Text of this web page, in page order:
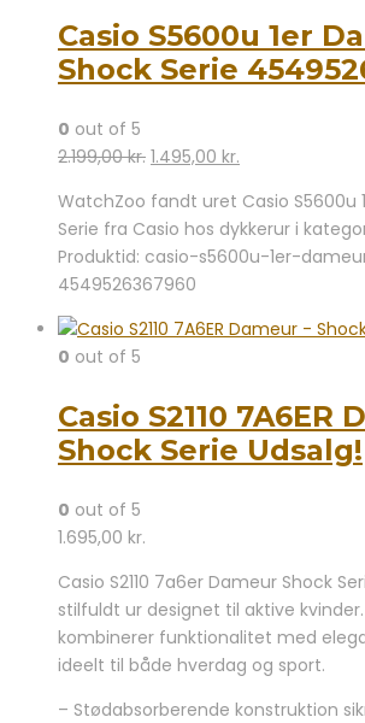
Casio S5600u 1er
Shock Serie
0 out of 5
2.199,00kr. Den
pris
var:
2.199,00 kr..
1.495,00 kr.
pris
er:
1.495,00 kr..
WatchZoo fandt uret Casio S5600u
Serie fra Casio hos dykkerur i
Produktid: casio-s5600u-1er-
4549526367960
0 out of 5
Casio S2110 7A6ER
Shock Serie Udsalg!
0 out of 5
1.695,00 kr.
Casio S2110 7a6er Dameur Shock
stilfuldt ur designet til aktive
kombinerer funktionalitet med
ideelt til både hverdag og sport.
– Stødabsorberende konstruktion